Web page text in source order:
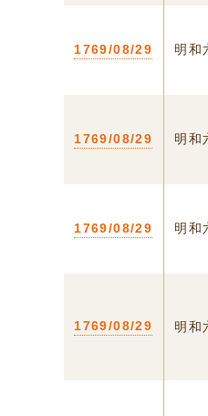
1769/08/29 明和
1769/08/29 明和
1769/08/29 明和
1769/08/29 明和